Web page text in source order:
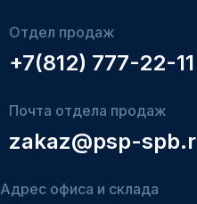
Отдел продаж
+7(812) 777-22-11
Почта отдела продаж
zakaz@psp-
Адрес офиса и склада